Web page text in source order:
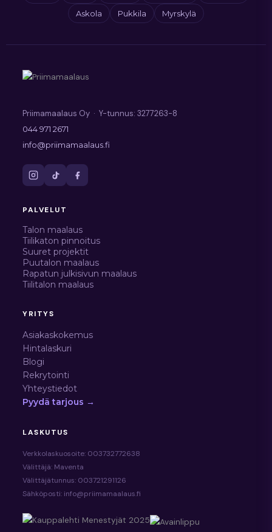
Askola
Pukkila Myrskylä
Priimamaalaus Oy · Y-tunnus: 3277263-8
044 971 2671
info@priimamaalaus.fi
PALVELUT
Talon maalaus
Tiilikaton pinnoitus
Suuret projektit
Puutalon maalaus
Rapatun julkisivun maalaus
Tiilitalon maalaus
YRITYS
Asiakaskokemus
Hintalaskuri
Blogi
Rekrytointi
Yhteystiedot
Pyydä tarjous →
LASKUTUS
Verkkolaskuosoite: 003732772638
Välittäjä: Maventa
Välittäjätunnus: 003721291126
Sähköposti: info@priimamaalaus.fi